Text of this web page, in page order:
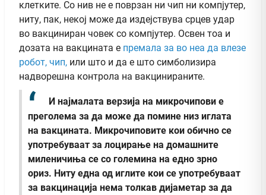
клетките. Со нив не е поврзан ни чип ни компјутер,
ниту, пак, некој може да издејствува срцев удар
во вакциниран човек со компјутер. Освен тоа и
дозата на вакцината е премала за во неа да влезе
робот, чип, или што и да е што симболизира
надворешна контрола на вакцинираните.
И најмалата верзија на микрочипови е
преголема за да може да помине низ иглата
на вакцината. Микрочиповите кои обично се
употребуваат за лоцирање на домашните
миленичиња се со големина на едно зрно
ориз. Ниту една од иглите кои се употребуваат
за вакцинација нема толкав дијаметар за да